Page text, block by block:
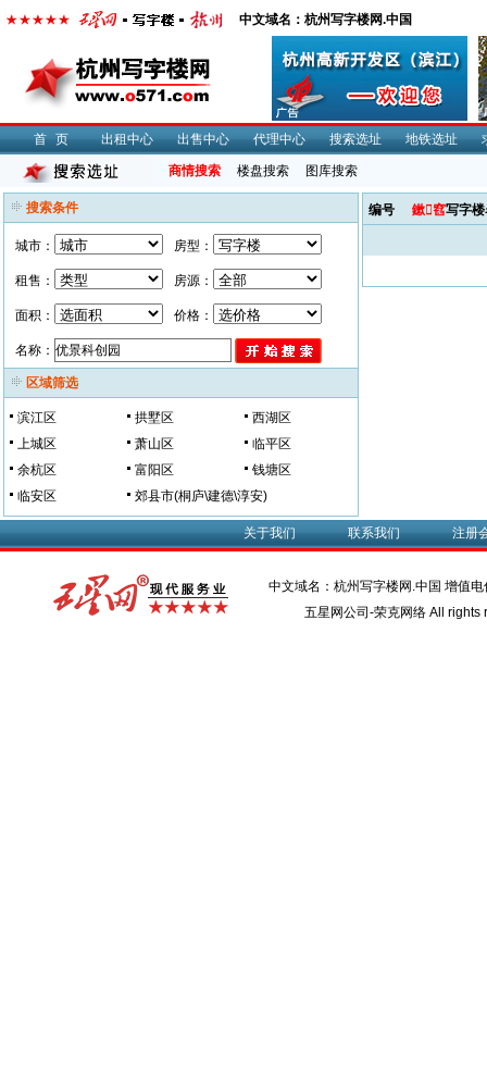
中文域名：杭州写字楼网.中国
首页 出租中心 出售中心 代理中心 搜索选址 地铁选址
商情搜索 楼盘搜索 图库搜索
搜索条件
城市： 房型：
租售： 房源：
面积： 价格：
名称：
区域筛选
滨江区 拱墅区
西湖区
上城区
萧山区
临平区
余杭区
富阳区
钱塘区
临安区
郊县市(桐庐\建德\淳安)
编号 鏉窞写字
关于我们 联系我们 注册
中文域名：杭州写字楼网.中国 增值
五星网公司-荣克网络 All